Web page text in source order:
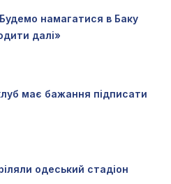
намагатися в Баку
далі»
має бажання підписати
одеський стадіон